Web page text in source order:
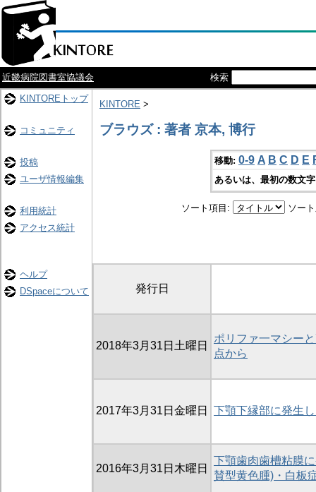
近畿病院図書室協議会
検索
KINTOREトップ
コミュニティ
投稿
ユーザ情報編集
利用統計
アクセス統計
ヘルプ
DSpaceについて
KINTORE >
ブラウズ : 著者 京本, 博行
移動: 0-9 A B C D E
あるいは、最初の数文
ソート項目: ソー
発行日
2018年3月31日土曜日
ポリファ一マシー
点から
2017年3月31日金曜日 下顎下縁部に発生
2016年3月31日木曜日
下顎歯肉歯槽粘膜
賛型黄色腫)・白板